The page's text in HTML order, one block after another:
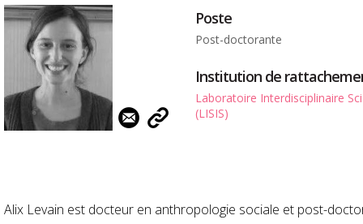
Poste
Post-doctorante
Institution de
Laboratoire Interdisciplinaire
(LISIS)
Alix Levain est docteur en anthropologie sociale et post-